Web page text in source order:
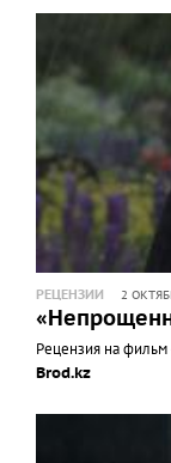
РЕЦЕНЗИИ 2
Рецензия на
Brod.kz